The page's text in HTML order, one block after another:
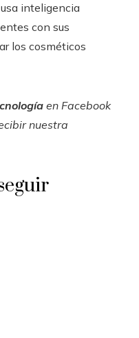
inteligencia
con sus
los cosméticos
en Facebook
nuestra